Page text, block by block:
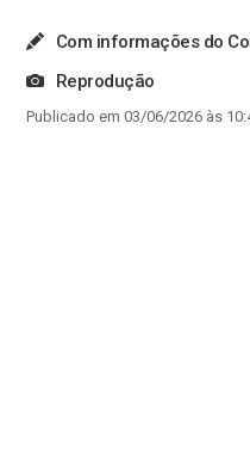
Com informações do
Reprodução
Publicado em 03/06/2026 às